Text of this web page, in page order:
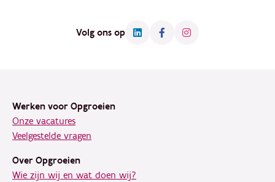
Volg ons op
Werken voor Opgroeien
Onze vacatures
Veelgestelde vragen
Over Opgroeien
Wie zijn wij en wat doen wij?